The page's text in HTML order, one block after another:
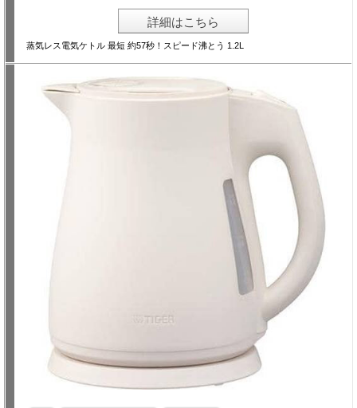
詳細はこちら
蒸気レス電気ケトル 最短 約57秒！スピード沸とう 1.2L